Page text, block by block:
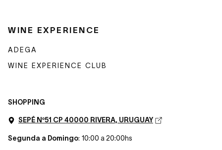
WINE EXPERIENCE
ADEGA
WINE EXPERIENCE CLUB
SHOPPING
SEPÉ Nº51 CP 40000 RIVERA, URUGUAY
Segunda a Domingo: 10:00 a 20:00hs